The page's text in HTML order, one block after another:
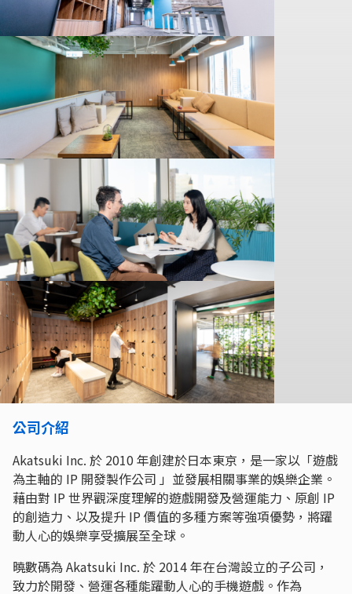
公司介紹
Akatsuki Inc. 於 2010 年創建於日本東京，是一家以「遊戲
為主軸的 IP 開發製作公司 」並發展相關事業的娛樂企業。
藉由對 IP 世界觀深度理解的遊戲開發及營運能力、原創 IP
的創造力、以及提升 IP 價值的多種方案等強項優勢，將躍
動人心的娛樂享受擴展至全球。
曉數碼為 Akatsuki Inc. 於 2014 年在台灣設立的子公司，
致力於開發、營運各種能躍動人心的手機遊戲。作為